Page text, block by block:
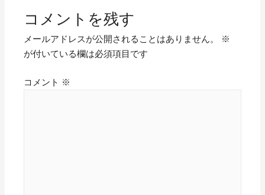
コメントを残す
メールアドレスが公開されることはありません。
※
が付いている欄は必須項目です
コメント ※